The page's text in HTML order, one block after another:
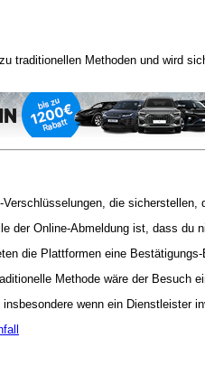
zu traditionellen Methoden und wird
die sicherstellen,
der Online-Abmeldung ist, dass du
die Plattformen eine
Methode wäre der Besuch
insbesondere wenn ein Dienstleister